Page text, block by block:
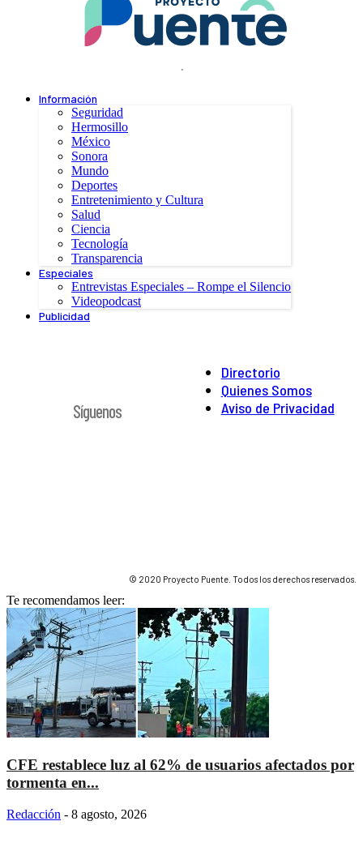
.
Información
Seguridad
Hermosillo
México
Sonora
Mundo
Deportes
Entretenimiento y Cultura
Salud
Ciencia
Tecnología
Transparencia
Especiales
Entrevistas Especiales – Rompe el Silencio
Videopodcast
Publicidad
Directorio
Quienes Somos
Aviso de Privacidad
Síguenos
© 2020 Proyecto Puente. Todos los derechos reservados.
Te recomendamos leer:
CFE restablece luz al 62% de usuarios afectados por
tormenta en...
Redacción - 8 agosto, 2026